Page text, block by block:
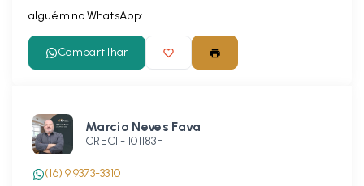
alguém no WhatsApp:
Compartilhar
Marcio Neves Fava
CRECI - 101183F
(16) 9 9373-3310